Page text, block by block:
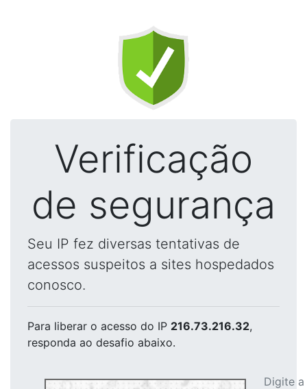
Verificação
de segurança
Seu IP fez diversas tentativas de
acessos suspeitos a sites hospedados
conosco.
Para liberar o acesso do IP 216.73.216.32,
responda ao desafio abaixo.
Digite